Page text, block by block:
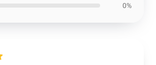
0%